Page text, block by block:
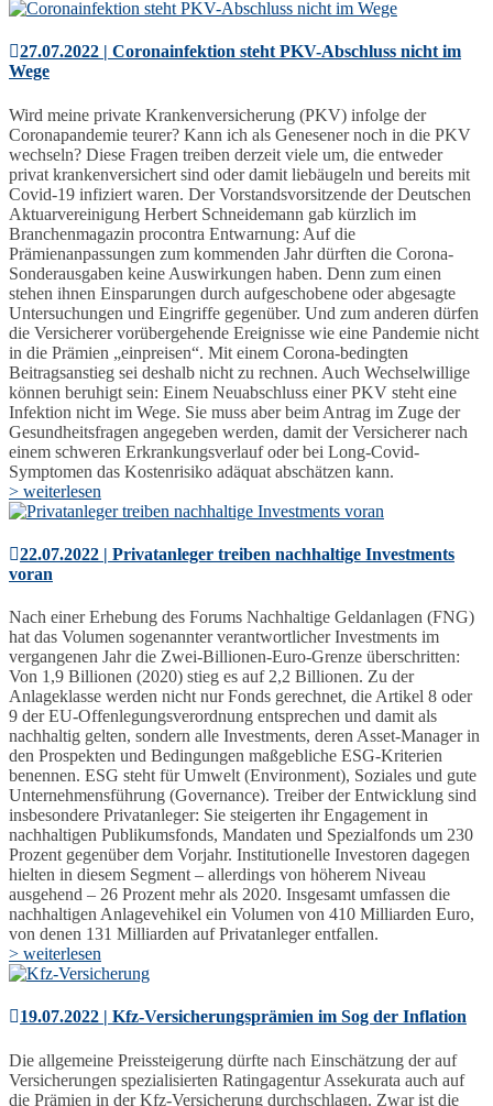
27.07.2022 | Coronainfektion steht PKV-Abschluss nicht im
Wege
Wird meine private Krankenversicherung (PKV) infolge der
Coronapandemie teurer? Kann ich als Genesener noch in die PKV
wechseln? Diese Fragen treiben derzeit viele um, die entweder
privat krankenversichert sind oder damit liebäugeln und bereits mit
Covid-19 infiziert waren. Der Vorstandsvorsitzende der Deutschen
Aktuarvereinigung Herbert Schneidemann gab kürzlich im
Branchenmagazin procontra Entwarnung: Auf die
Prämienanpassungen zum kommenden Jahr dürften die Corona-
Sonderausgaben keine Auswirkungen haben. Denn zum einen
stehen ihnen Einsparungen durch aufgeschobene oder abgesagte
Untersuchungen und Eingriffe gegenüber. Und zum anderen dürfen
die Versicherer vorübergehende Ereignisse wie eine Pandemie nicht
in die Prämien „einpreisen“. Mit einem Corona-bedingten
Beitragsanstieg sei deshalb nicht zu rechnen. Auch Wechselwillige
können beruhigt sein: Einem Neuabschluss einer PKV steht eine
Infektion nicht im Wege. Sie muss aber beim Antrag im Zuge der
Gesundheitsfragen angegeben werden, damit der Versicherer nach
einem schweren Erkrankungsverlauf oder bei Long-Covid-
Symptomen das Kostenrisiko adäquat abschätzen kann.
> weiterlesen
22.07.2022 | Privatanleger treiben nachhaltige Investments
voran
Nach einer Erhebung des Forums Nachhaltige Geldanlagen (FNG)
hat das Volumen sogenannter verantwortlicher Investments im
vergangenen Jahr die Zwei-Billionen-Euro-Grenze überschritten:
Von 1,9 Billionen (2020) stieg es auf 2,2 Billionen. Zu der
Anlageklasse werden nicht nur Fonds gerechnet, die Artikel 8 oder
9 der EU-Offenlegungsverordnung entsprechen und damit als
nachhaltig gelten, sondern alle Investments, deren Asset-Manager in
den Prospekten und Bedingungen maßgebliche ESG-Kriterien
benennen. ESG steht für Umwelt (Environment), Soziales und gute
Unternehmensführung (Governance). Treiber der Entwicklung sind
insbesondere Privatanleger: Sie steigerten ihr Engagement in
nachhaltigen Publikumsfonds, Mandaten und Spezialfonds um 230
Prozent gegenüber dem Vorjahr. Institutionelle Investoren dagegen
hielten in diesem Segment – allerdings von höherem Niveau
ausgehend – 26 Prozent mehr als 2020. Insgesamt umfassen die
nachhaltigen Anlagevehikel ein Volumen von 410 Milliarden Euro,
von denen 131 Milliarden auf Privatanleger entfallen.
> weiterlesen
19.07.2022 | Kfz-Versicherungsprämien im Sog der Inflation
Die allgemeine Preissteigerung dürfte nach Einschätzung der auf
Versicherungen spezialisierten Ratingagentur Assekurata auch auf
die Prämien in der Kfz-Versicherung durchschlagen. Zwar ist die